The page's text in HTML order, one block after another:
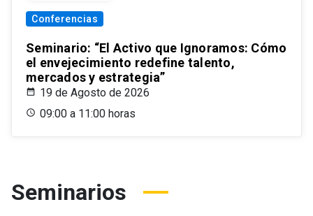
Conferencias
Seminario: “El Activo que Ignoramos: Cómo
el envejecimiento redefine talento,
mercados y estrategia”
19 de Agosto de 2026
09:00 a 11:00 horas
Seminarios